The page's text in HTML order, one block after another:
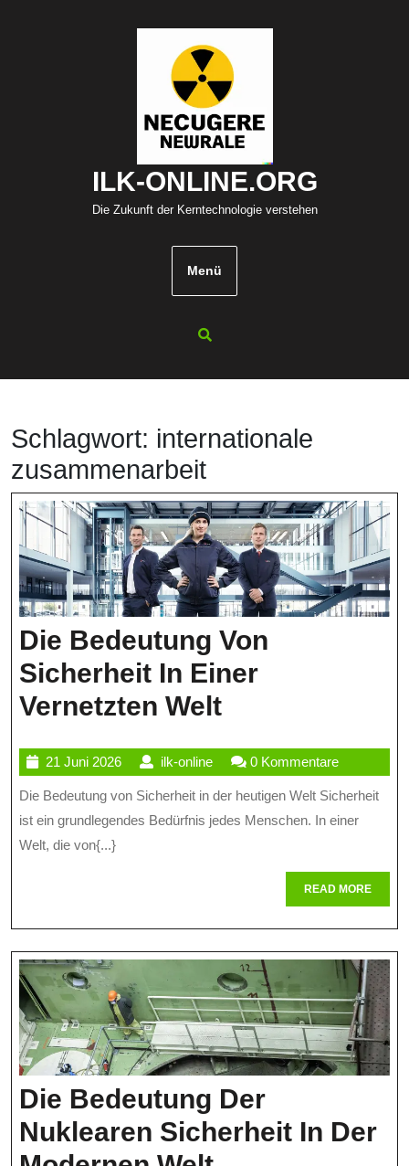
ILK-ONLINE.ORG
Die Zukunft der Kerntechnologie verstehen
Menü
Schlagwort: internationale
zusammenarbeit
Die Bedeutung Von
Sicherheit In Einer
Vernetzten WeltDie
Von
Sicherheit
Einer
Vernetzten
Welt
21 Juni 202621
Juni
2026
ilk-onlineilk-
online
0 Kommentare
Die Bedeutung von Sicherheit in der heutigen Welt Sicherheit
ist ein grundlegendes Bedürfnis jedes Menschen. In einer
Welt, die von{...}
READ MOREREAD
MORE
Die Bedeutung Der
Nuklearen Sicherheit In Der